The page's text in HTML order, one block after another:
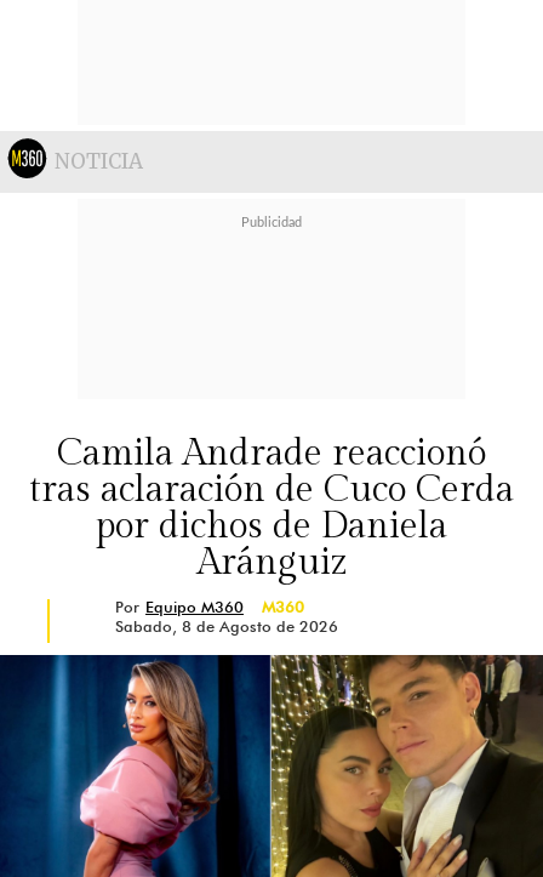
NOTICIA
Camila Andrade reaccionó
tras aclaración de Cuco Cerda
por dichos de Daniela
Aránguiz
Por Equipo M360
M360
Sabado, 8 de Agosto de 2026